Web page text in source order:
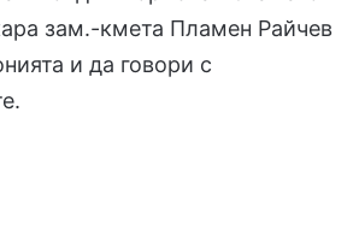
зам.-кмета Пламен Райчев
и да говори с